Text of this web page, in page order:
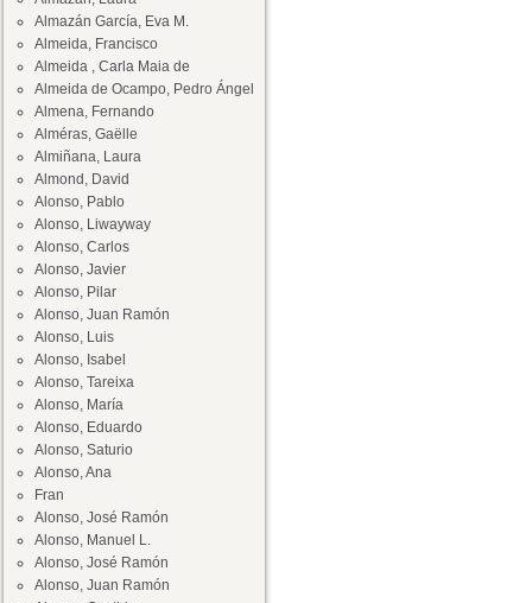
Almazán García, Eva M.
Almeida, Francisco
Almeida , Carla Maia de
Almeida de Ocampo, Pedro Ángel
Almena, Fernando
Alméras, Gaëlle
Almiñana, Laura
Almond, David
Alonso, Pablo
Alonso, Liwayway
Alonso, Carlos
Alonso, Javier
Alonso, Pilar
Alonso, Juan Ramón
Alonso, Luis
Alonso, Isabel
Alonso, Tareixa
Alonso, María
Alonso, Eduardo
Alonso, Saturio
Alonso, Ana
Fran
Alonso, José Ramón
Alonso, Manuel L.
Alonso, José Ramón
Alonso, Juan Ramón